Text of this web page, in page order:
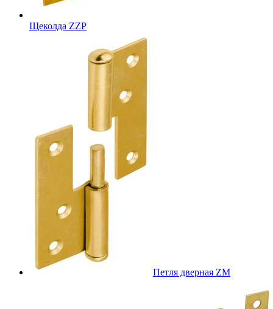
Щеколда ZZP
Петля дверная ZM